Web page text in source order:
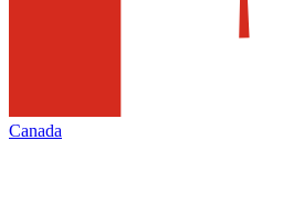
Canada